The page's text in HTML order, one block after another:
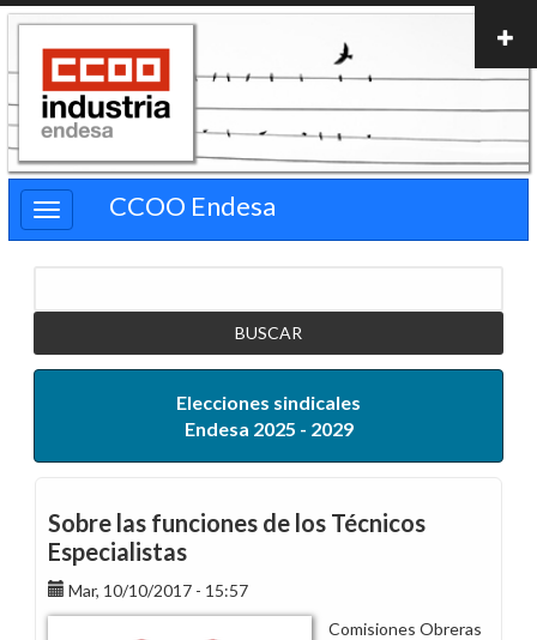
Pasar
contenido
principal
CCOO Endesa
Elecciones sindicales
Endesa 2025 - 2029
Sobre las funciones de los Técnicos
Especialistas
Mar, 10/10/2017 - 15:57
Comisiones Obreras